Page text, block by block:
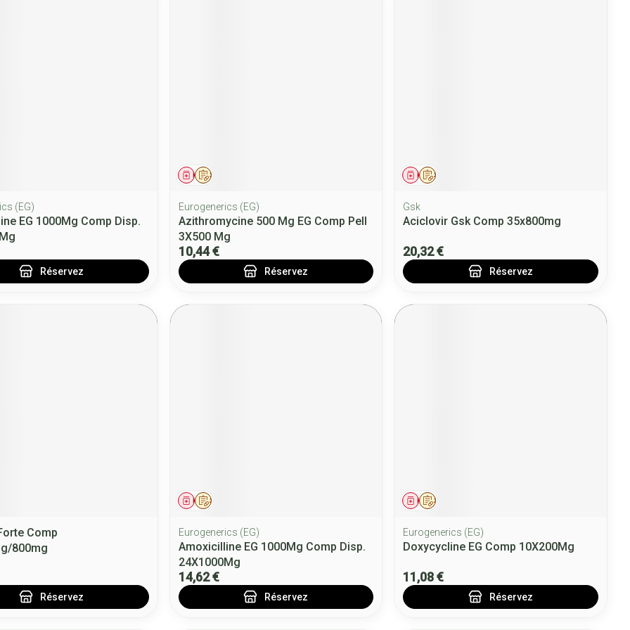
(EG)
EG 1000Mg Comp Disp.
Réservez
Sur prescription
Médicament
Eurogenerics (EG)
Azithromycine 500 Mg EG Comp Pell
3X500 Mg
10,44 €
Réservez
Sur prescription
Médicament
Gsk
Aciclovir Gsk Comp 35x800mg
20,32 €
Réservez
Comp
800mg
Réservez
Sur prescription
Médicament
Eurogenerics (EG)
Amoxicilline EG 1000Mg Comp Disp.
24X1000Mg
14,62 €
Réservez
Sur prescription
Médicament
Eurogenerics (EG)
Doxycycline EG Comp 10X200Mg
11,08 €
Réservez